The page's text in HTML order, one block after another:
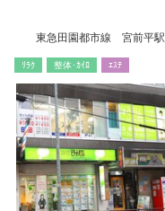
東急田園都市線 宮前平駅
ﾘﾗｸ 整体･ｶｲﾛ ｴｽﾃ